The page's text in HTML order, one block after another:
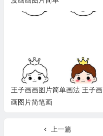
王子画画图片简单画法 王子画
画图片简笔画
上一篇